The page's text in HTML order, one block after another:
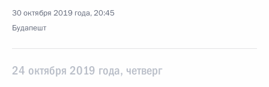
30 октября 2019 года, 20:45
Будапешт
24 октября 2019 года, четверг